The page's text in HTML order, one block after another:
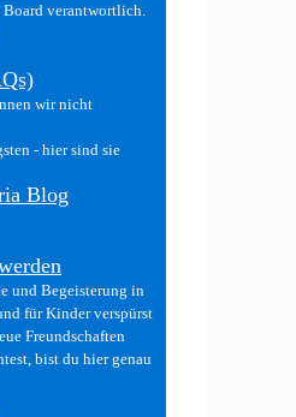
Board verantwortlich.
wir nicht
- hier sind sie
Blog
und Begeisterung in
für Kinder verspürst
Freundschaften
bist du hier genau